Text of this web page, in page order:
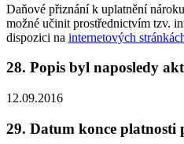
Daňové přiznání k uplatnění
možné učinit prostřednictvím tzv.
dispozici na internetových
28. Popis byl naposledy
12.09.2016
29. Datum konce platnosti